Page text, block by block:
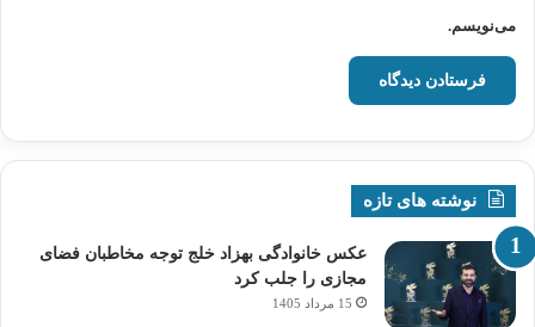
می‌نویسم.
نوشته های تازه
عکس خانوادگی بهزاد خلج توجه مخاطبان فضای
مجازی را جلب کرد
15 مرداد 1405